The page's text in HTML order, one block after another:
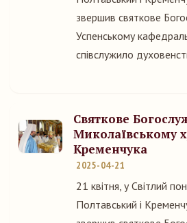
звершив святкове
Успенському
співслужило
Святкове
Миколаївському
Кременчука
2025-04-21
21 квітня, у Світлий
Полтавський і